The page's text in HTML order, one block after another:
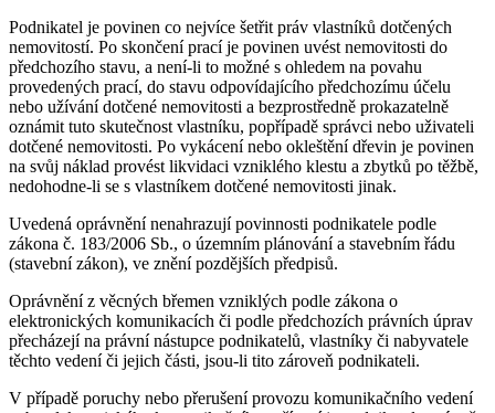
Podnikatel je povinen co nejvíce šetřit práv vlastníků dotčených
nemovitostí. Po skončení prací je povinen uvést nemovitosti do
předchozího stavu, a není-li to možné s ohledem na povahu
provedených prací, do stavu odpovídajícího předchozímu účelu
nebo užívání dotčené nemovitosti a bezprostředně prokazatelně
oznámit tuto skutečnost vlastníku, popřípadě správci nebo uživateli
dotčené nemovitosti. Po vykácení nebo okleštění dřevin je povinen
na svůj náklad provést likvidaci vzniklého klestu a zbytků po těžbě,
nedohodne-li se s vlastníkem dotčené nemovitosti jinak.
Uvedená oprávnění nenahrazují povinnosti podnikatele podle
zákona č. 183/2006 Sb., o územním plánování a stavebním řádu
(stavební zákon), ve znění pozdějších předpisů.
Oprávnění z věcných břemen vzniklých podle zákona o
elektronických komunikacích či podle předchozích právních úprav
přecházejí na právní nástupce podnikatelů, vlastníky či nabyvatele
těchto vedení či jejich části, jsou-li tito zároveň podnikateli.
V případě poruchy nebo přerušení provozu komunikačního vedení